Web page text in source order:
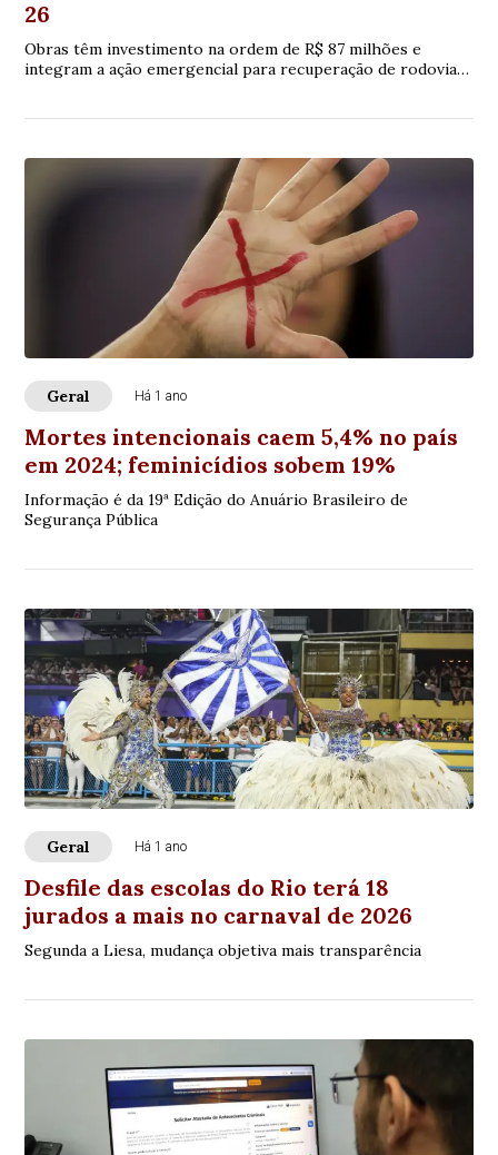
26
Obras têm investimento na ordem de R$ 87 milhões e
integram a ação emergencial para recuperação de rodovias
Geral Há 1 ano
Mortes intencionais caem 5,4% no país
em 2024; feminicídios sobem 19%
Informação é da 19ª Edição do Anuário Brasileiro de
Segurança Pública
Geral Há 1 ano
Desfile das escolas do Rio terá 18
jurados a mais no carnaval de 2026
Segunda a Liesa, mudança objetiva mais transparência